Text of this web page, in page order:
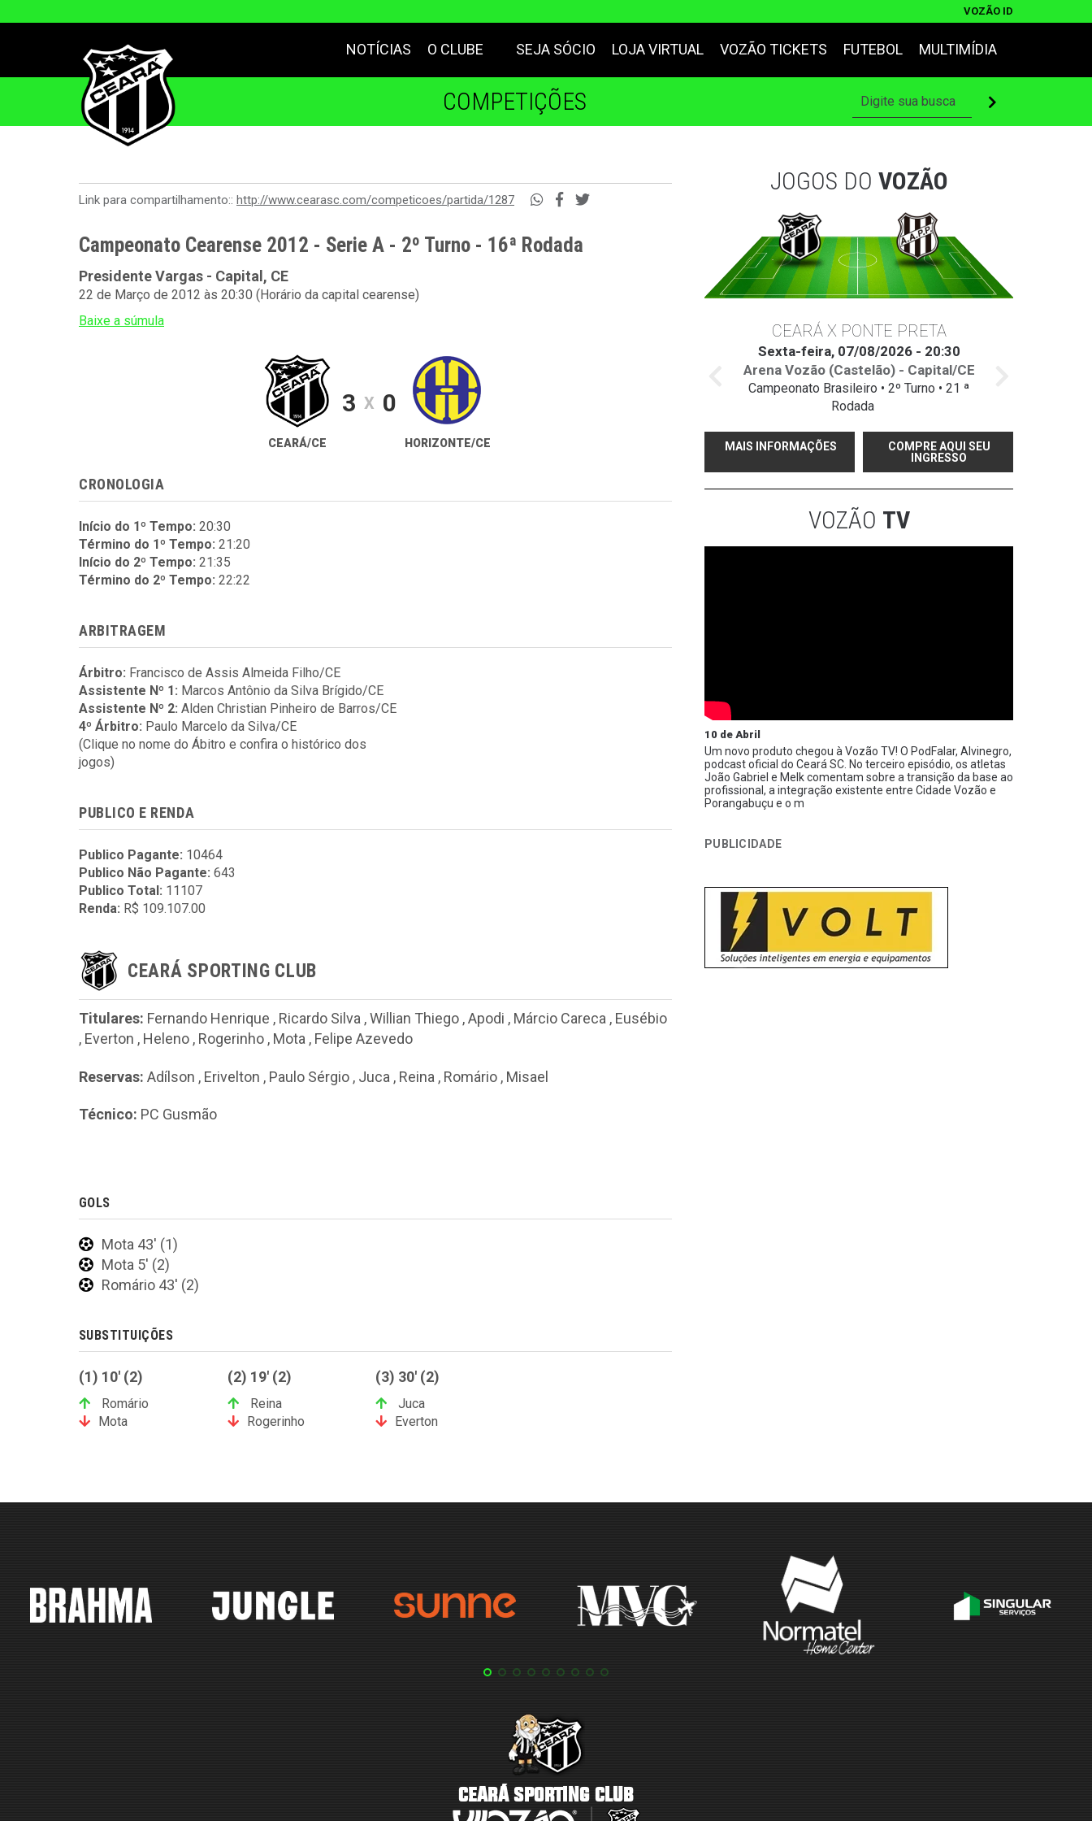
VOZÃO ID
NOTÍCIAS O CLUBE SEJA SÓCIO LOJA VIRTUAL VOZÃO TICKETS FUTEBOL MULTIMÍDIA
COMPETIÇÕES
Link para compartilhamento:: http://www.cearasc.com/competicoes/partida/1287
Campeonato Cearense 2012 - Serie A - 2º Turno - 16ª Rodada
Presidente Vargas - Capital, CE
22 de Março de 2012 às 20:30 (Horário da capital cearense)
Baixe a súmula
CEARÁ/CE
3 X 0
HORIZONTE/CE
CRONOLOGIA
Início do 1º Tempo: 20:30
Término do 1º Tempo: 21:20
Início do 2º Tempo: 21:35
Término do 2º Tempo: 22:22
ARBITRAGEM
Árbitro: Francisco de Assis Almeida Filho/CE
Assistente Nº 1: Marcos Antônio da Silva Brígido/CE
Assistente Nº 2: Alden Christian Pinheiro de Barros/CE
4º Árbitro: Paulo Marcelo da Silva/CE
(Clique no nome do Ábitro e confira o histórico dos
jogos)
PUBLICO E RENDA
Publico Pagante: 10464
Publico Não Pagante: 643
Publico Total: 11107
Renda: R$ 109.107.00
CEARÁ SPORTING CLUB
Titulares: Fernando Henrique , Ricardo Silva ,Willian Thiego ,Apodi , Márcio Careca , Eusébio
, Everton , Heleno , Rogerinho , Mota , Felipe Azevedo
Reservas: Adílson , Erivelton , Paulo Sérgio , Juca , Reina , Romário , Misael
Técnico: PC Gusmão
GOLS
Mota 43' (1)
Mota 5' (2)
Romário 43' (2)
SUBSTITUIÇÕES
(1) 10' (2)
Romário
Mota
(2) 19' (2)
Reina
Rogerinho
(3) 30' (2)
Juca
Everton
JOGOS DO VOZÃO
CEARÁ X PONTE PRETA
Sexta-feira, 07/08/2026 - 20:30
Arena Vozão (Castelão) - Capital/CE
Campeonato Brasileiro • 2º Turno • 21 ª
Rodada
MAIS INFORMAÇÕES
COMPRE AQUI SEU
INGRESSO
VOZÃO TV
10 de Abril
Um novo produto chegou à Vozão TV! O PodFalar, Alvinegro,
podcast oficial do Ceará SC. No terceiro episódio, os atletas
João Gabriel e Melk comentam sobre a transição da base ao
profissional, a integração existente entre Cidade Vozão e
Porangabuçu e o m
PUBLICIDADE
CEARÁ SPORTING CLUB